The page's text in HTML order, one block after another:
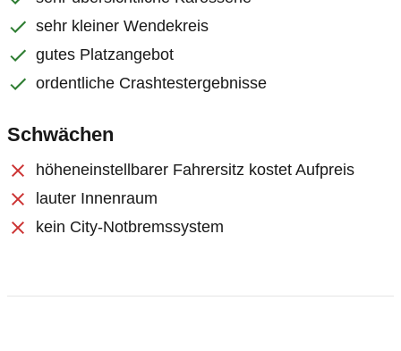
sehr kleiner Wendekreis
gutes Platzangebot
ordentliche Crashtestergebnisse
Schwächen
höheneinstellbarer Fahrersitz kostet Aufpreis
lauter Innenraum
kein City-Notbremssystem